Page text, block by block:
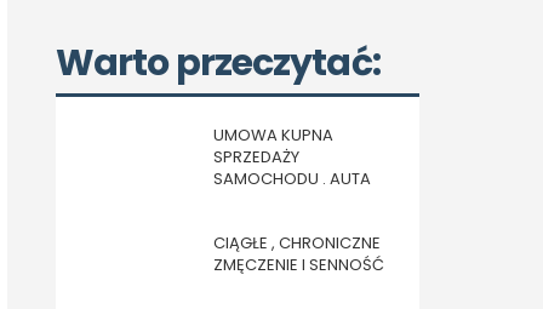
Warto przeczytać:
UMOWA KUPNA
SPRZEDAŻY
SAMOCHODU . AUTA
CIĄGŁE , CHRONICZNE
ZMĘCZENIE I SENNOŚĆ